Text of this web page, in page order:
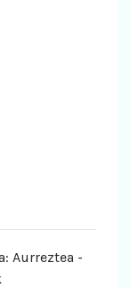
Aurreztea -